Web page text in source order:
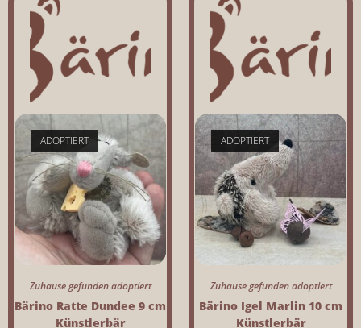
ADOPTIERT
Zuhause gefunden adoptiert
Bärino Ratte Dundee 9 cm
Künstlerbär
ADOPTIERT
Zuhause gefunden adoptiert
Bärino Igel Marlin 10 cm
Künstlerbär